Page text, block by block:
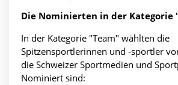
Die Nominierten in der Kategorie
In der Kategorie "Team" wählten die
Spitzensportlerinnen und -sportler
die Schweizer Sportmedien und
Nominiert sind: